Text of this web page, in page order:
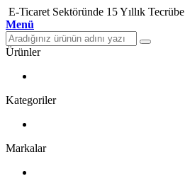
E-Ticaret Sektöründe 15 Yıllık Tecrübe
Menü
Ürünler
Kategoriler
Markalar